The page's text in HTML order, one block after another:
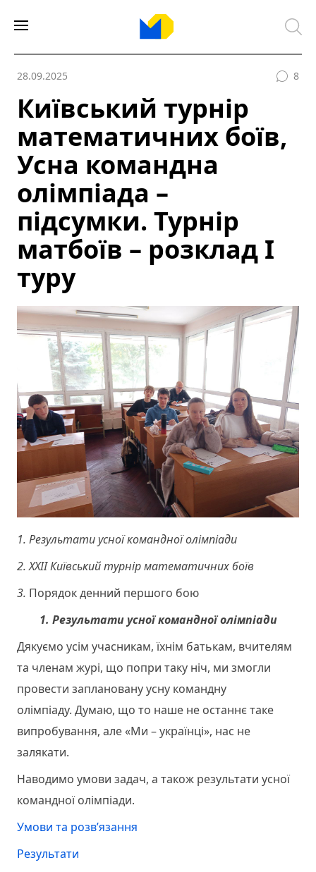
28.09.2025 8
Київський турнір
математичних боїв,
Усна командна
олімпіада –
підсумки. Турнір
матбоїв – розклад І
туру
1. Результати усної командної олімпіади
2. ХХІІ Київський турнір математичних боїв
3. Порядок денний першого бою
1. Результати усної командної олімпіади
Дякуємо усім учасникам, їхнім батькам, вчителям
та членам журі, що попри таку ніч, ми змогли
провести заплановану усну командну
олімпіаду. Думаю, що то наше не останнє таке
випробування, але «Ми – українці», нас не
залякати.
Наводимо умови задач, а також результати усної
командної олімпіади.
Умови та розв’язання
Результати